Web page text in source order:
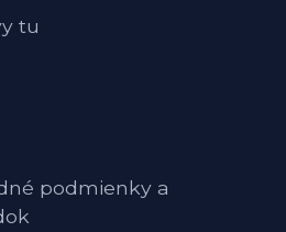
tu
podmienky a